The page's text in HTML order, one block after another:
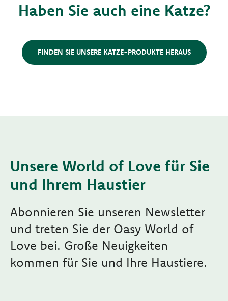
Haben Sie auch eine Katze?
FINDEN SIE UNSERE KATZE-PRODUKTE HERAUS
Unsere World of Love für Sie
und Ihrem Haustier
Abonnieren Sie unseren Newsletter
und treten Sie der Oasy World of
Love bei. Große Neuigkeiten
kommen für Sie und Ihre Haustiere.